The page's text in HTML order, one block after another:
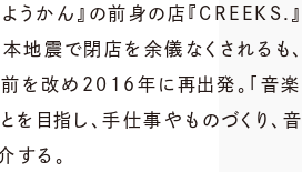
うかん』の前身の店『CREEKS.』
地震で閉店を余儀なくされるも、
前を改め2016年に再出発。「音楽
を目指し、手仕事やものづくり、音
する。